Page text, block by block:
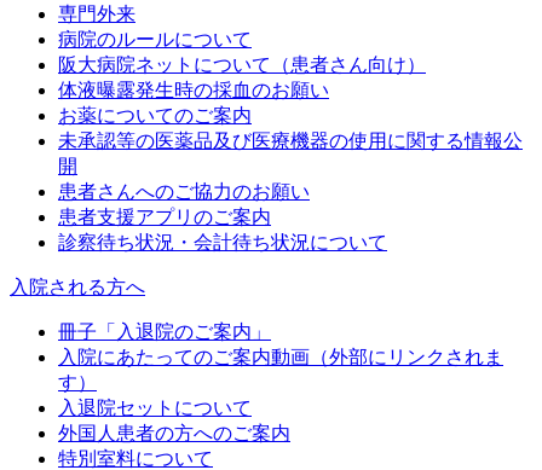
専門外来
病院のルールについて
阪大病院ネットについて（患者さん向け）
体液曝露発生時の採血のお願い
お薬についてのご案内
未承認等の医薬品及び医療機器の使用に関する情報公
開
患者さんへのご協力のお願い
患者支援アプリのご案内
診察待ち状況・会計待ち状況について
入院される方へ
冊子「入退院のご案内」
入院にあたってのご案内動画（外部にリンクされま
す）
入退院セットについて
外国人患者の方へのご案内
特別室料について